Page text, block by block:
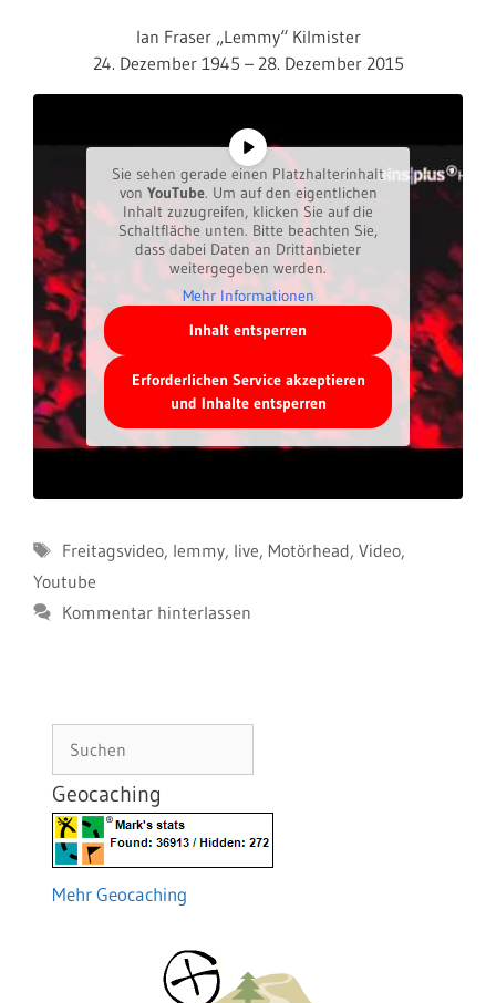
Ian Fraser „Lemmy“ Kilmister
24. Dezember 1945 – 28. Dezember 2015
Sie sehen gerade einen Platzhalterinhalt
von YouTube. Um auf den eigentlichen
Inhalt zuzugreifen, klicken Sie auf die
Schaltfläche unten. Bitte beachten Sie,
dass dabei Daten an Drittanbieter
weitergegeben werden.
Mehr Informationen
Inhalt entsperren
Erforderlichen Service akzeptieren
und Inhalte entsperren
Schlagwörter
Freitagsvideo, lemmy, live, Motörhead, Video,
Youtube
Kommentar hinterlassen
Geocaching
Mehr Geocaching